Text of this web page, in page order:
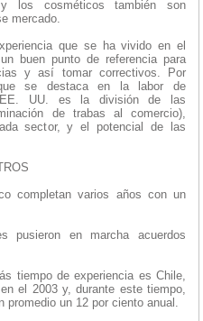
los cosméticos también son
mercado.
que se ha vivido en el
buen punto de referencia para
y así tomar correctivos. Por
se destaca en la labor de
EE. UU. es la división de las
de trabas al comercio),
sector, y el potencial de las
completan varios años con un
pusieron en marcha acuerdos
tiempo de experiencia es Chile,
el 2003 y, durante este tiempo,
un 12 por ciento anual.